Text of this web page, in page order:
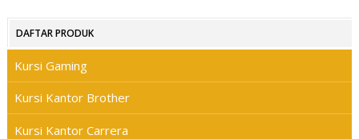
DAFTAR PRODUK
Kursi Gaming
Kursi Kantor Brother
Kursi Kantor Carrera